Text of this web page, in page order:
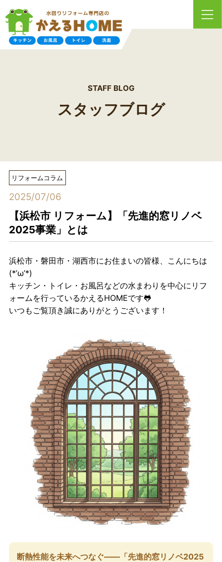
STAFF BLOG
スタッフブログ
リフォームコラム
2025/07/06
【浜松市 リフォーム】「先進的窓リノベ
2025事業」とは
浜松市・磐田市・湖西市にお住まいの皆様、こんにちは
(*’ω’*)
キッチン・トイレ・お風呂などの水まわりを中心にリフ
ォームを行っているかえるHOMEです🐸
いつもご覧頂き誠にありがとうございます！
断熱性能を未来へつなぐ——「先進的窓リノベ2025